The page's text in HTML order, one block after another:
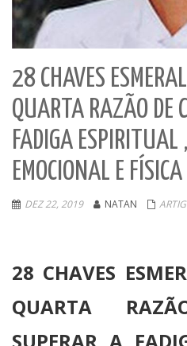
28 CHAVES
QUARTA RAZÃO DE
FADIGA ESPIRITUAL
EMOCIONAL E FÍSICA
DEZ 22, 2019 NATAN
28 CHAVES
QUARTA